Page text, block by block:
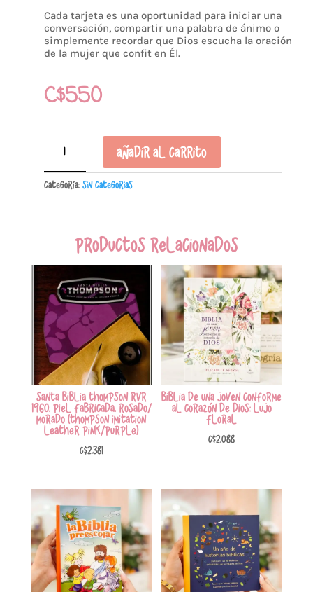
Cada tarjeta es una oportunidad para iniciar una
conversación, compartir una palabra de ánimo o
simplemente recordar que Dios escucha la oración
de la mujer que confit en Él.
C$550
Promesas
cantidad
Añadir al carrito
Categoría: Sin Categorias
Productos relacionados
Santa Biblia Thompson RVR
1960, Piel Fabricada, Rosado/
Morado (Thompson Imitation
Leather Pink/Purple)
C$2,381
Biblia de una joven conforme
al corazón de Dios: Lujo
Floral
C$2,088